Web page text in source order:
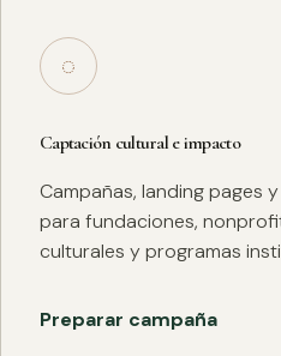
◌
Captación cultural e impacto
Campañas, landing pages
para fundaciones,
culturales y programas
Preparar campaña